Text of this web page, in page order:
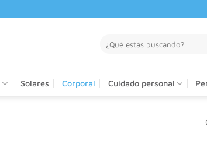
por:
Solares Corporal Cuidado personal